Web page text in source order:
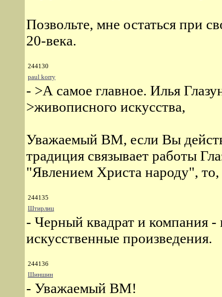
Позвольте, мне остаться при
20-века.
244130
paul korry
- >А самое главное. Илья
>живописного искусства,
Уважаемый ВМ, если Вы
традиция связывает работы
"Явлением Христа народу",
244135
Штирлиц
- Черный квадрат и компания -
искусственные произведения.
244136
Шиншин
- Уважаемый ВМ!